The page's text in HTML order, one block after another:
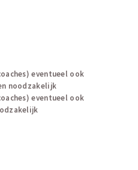
eventueel ook
noodzakelijk
eventueel ook